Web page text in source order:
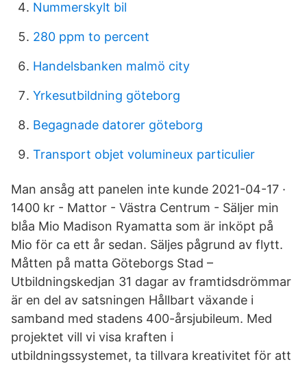
Nummerskylt bil
280 ppm to percent
Handelsbanken malmö city
Yrkesutbildning göteborg
Begagnade datorer göteborg
Transport objet volumineux particulier
Man ansåg att panelen inte kunde 2021-04-17 ·
1400 kr - Mattor - Västra Centrum - Säljer min
blåa Mio Madison Ryamatta som är inköpt på
Mio för ca ett år sedan. Säljes pågrund av flytt.
Måtten på matta Göteborgs Stad –
Utbildningskedjan 31 dagar av framtidsdrömmar
är en del av satsningen Hållbart växande i
samband med stadens 400-årsjubileum. Med
projektet vill vi visa kraften i
utbildningssystemet, ta tillvara kreativitet för att